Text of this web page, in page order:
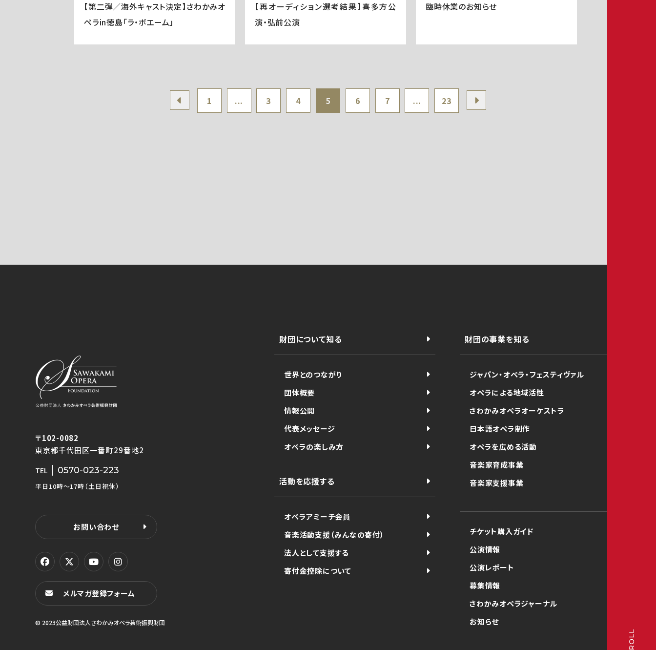
【第二弾／海外キャスト決定】さわかみオ
ペラin徳島「ラ・ボエーム」
【再オーディション選考結果】喜多方公
演・弘前公演
臨時休業のお知らせ
1 ... 3 4 5 6 7 ... 23
〒102-0082
東京都千代田区一番町29番地2
TEL 0570-023-223
平日10時〜17時（土日祝休）
お問い合わせ
メルマガ登録フォーム
© 2023公益財団法人さわかみオペラ芸術振興財団
財団について知る
世界とのつながり
団体概要
情報公開
代表メッセージ
オペラの楽しみ方
活動を応援する
オペラアミーチ会員
音楽活動支援（みんなの寄付）
法人として支援する
寄付金控除について
財団の事業を知る
ジャパン・オペラ・フェスティヴァル
オペラによる地域活性
さわかみオペラオーケストラ
日本語オペラ制作
オペラを広める活動
音楽家育成事業
音楽家支援事業
チケット購入ガイド
公演情報
公演レポート
募集情報
さわかみオペラジャーナル
お知らせ